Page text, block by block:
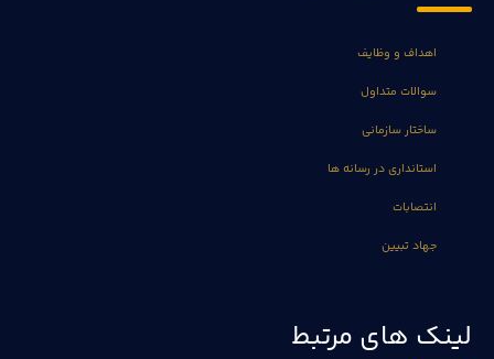
اهداف و وظایف
سوالات متداول
ساختار سازمانی
استانداری در رسانه ها
انتصابات
جهاد تبیین
لینک های مرتبط